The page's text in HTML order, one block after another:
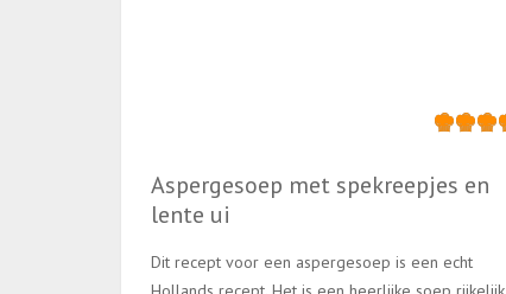
Aspergesoep met spekreepjes en
lente ui
Dit recept voor een aspergesoep is een echt